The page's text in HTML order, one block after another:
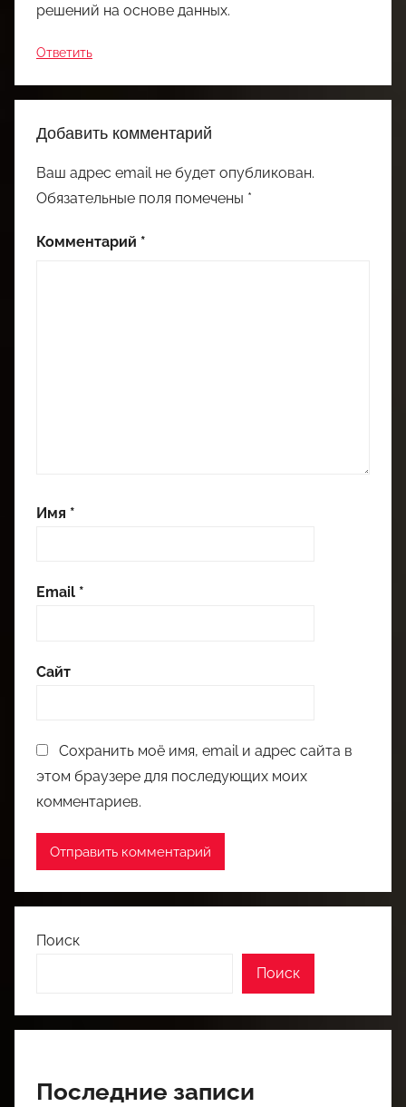
решений на основе данных.
Ответить
Добавить комментарий
Ваш адрес email не будет опубликован.
Обязательные поля помечены *
Комментарий *
Имя *
Email *
Сайт
Сохранить моё имя, email и адрес сайта в
этом браузере для последующих моих
комментариев.
Поиск
Поиск
Последние записи